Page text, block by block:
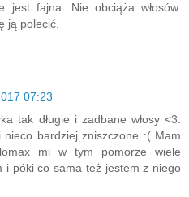
jest fajna. Nie obciąża włosów.
ją polecić.
07:23
tak długie i zadbane włosy <3.
bardziej zniszczone :( Mam
mi w tym pomorze wiele
i póki co sama też jestem z niego